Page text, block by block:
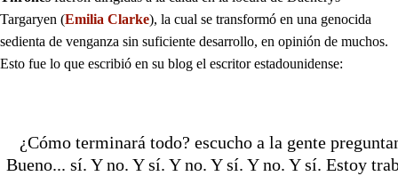
Targaryen (Emilia Clarke), la cual se transformó en una genocida
sedienta de venganza sin suficiente desarrollo, en opinión de muchos.
Esto fue lo que escribió en su blog el escritor estadounidense:
¿Cómo terminará todo? escucho a la gente
Bueno... sí. Y no. Y sí. Y no. Y sí. Y no. Y sí. Estoy